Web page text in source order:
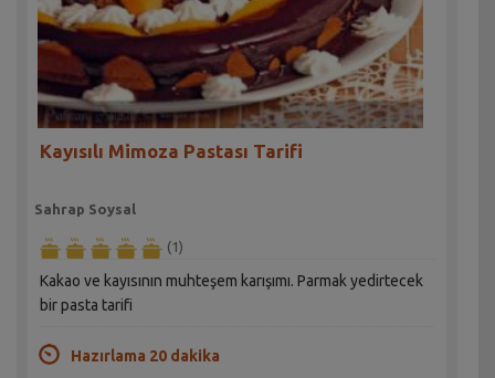
Kayısılı Mimoza Pastası Tarifi
Sahrap Soysal
(1)
Kakao ve kayısının muhteşem karışımı. Parmak yedirtecek
bir pasta tarifi
Hazırlama 20 dakika